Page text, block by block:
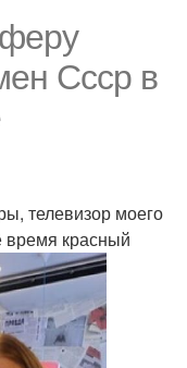
Ссср в
телевизор моего
время красный